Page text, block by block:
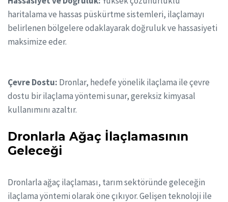
haritalama ve hassas püskürtme sistemleri, ilaçlamayı
belirlenen bölgelere odaklayarak doğruluk ve hassasiyeti
maksimize eder.
Çevre Dostu: Dronlar, hedefe yönelik ilaçlama ile çevre
dostu bir ilaçlama yöntemi sunar, gereksiz kimyasal
kullanımını azaltır.
Dronlarla Ağaç İlaçlamasının
Geleceği
Dronlarla ağaç ilaçlaması, tarım sektöründe geleceğin
ilaçlama yöntemi olarak öne çıkıyor. Gelişen teknoloji ile